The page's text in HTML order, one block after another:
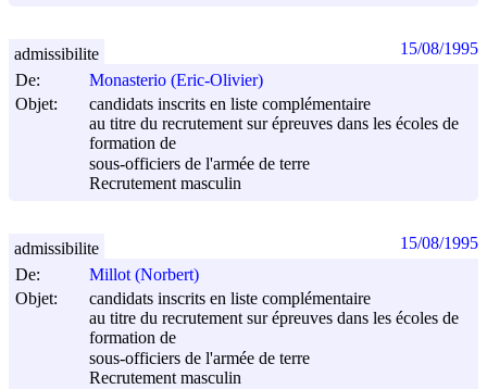
De:
Monasterio (Eric-Olivier)
Objet:
candidats inscrits en liste complémentaire
au titre du recrutement sur épreuves dans les écoles de
formation de
sous-officiers de l'armée de terre
Recrutement masculin
admissibilite 15/08/1995
De:
Millot (Norbert)
Objet:
candidats inscrits en liste complémentaire
au titre du recrutement sur épreuves dans les écoles de
formation de
sous-officiers de l'armée de terre
Recrutement masculin
admissibilite 15/08/1995